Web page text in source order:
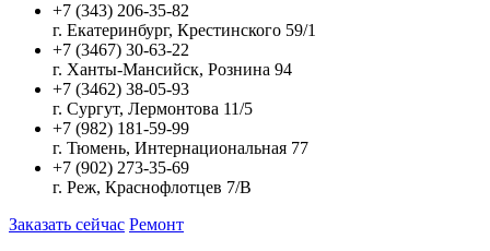
+7 (343) 206-35-82
г. Екатеринбург, Крестинского 59/1
+7 (3467) 30-63-22
г. Ханты-Мансийск, Рознина 94
+7 (3462) 38-05-93
г. Сургут, Лермонтова 11/5
+7 (982) 181-59-99
г. Тюмень, Интернациональная 77
+7 (902) 273-35-69
г. Реж, Краснофлотцев 7/В
Заказать сейчас Ремонт